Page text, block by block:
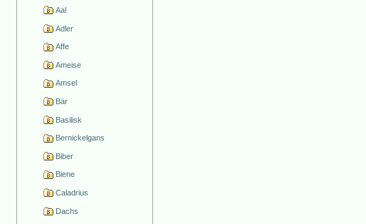
Aal
Adler
Affe
Ameise
Amsel
Bär
Basilisk
Bernickelgans
Biber
Biene
Caladrius
Dachs